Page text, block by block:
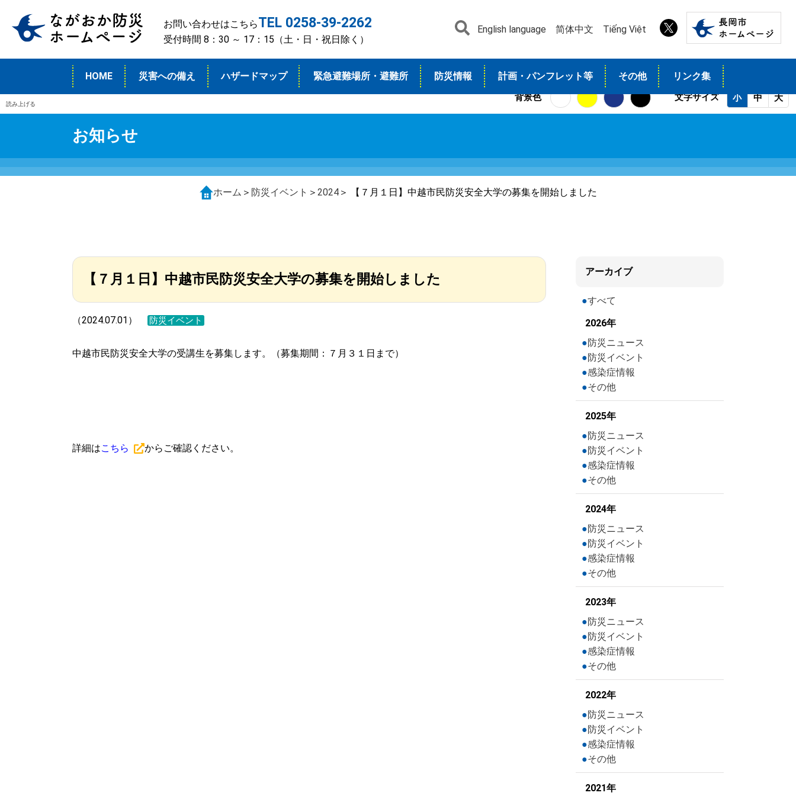
お問い合わせはこちらTEL 0258-39-2262
受付時間 8：30 ～ 17：15（土・日・祝日除く）
English language 简体中文 Tiếng Việt
HOME 災害への備え ハザードマップ 緊急避難場所・避難所 防災情報 計画・パンフレット等 その他 リンク集
読み上げる
背景色 文字サイズ 小 中 大
お知らせ
ホーム ＞ 防災イベント ＞ 2024＞ 【７月１日】中越市民防災安全大学の募集を開始しました
【７月１日】中越市民防災安全大学の募集を開始しました
（2024.07.01） 防災イベント
中越市民防災安全大学の受講生を募集します。（募集期間：７月３１日まで）
詳細はこちら からご確認ください。
アーカイブ
すべて
2026年
防災ニュース
防災イベント
感染症情報
その他
2025年
防災ニュース
防災イベント
感染症情報
その他
2024年
防災ニュース
防災イベント
感染症情報
その他
2023年
防災ニュース
防災イベント
感染症情報
その他
2022年
防災ニュース
防災イベント
感染症情報
その他
2021年